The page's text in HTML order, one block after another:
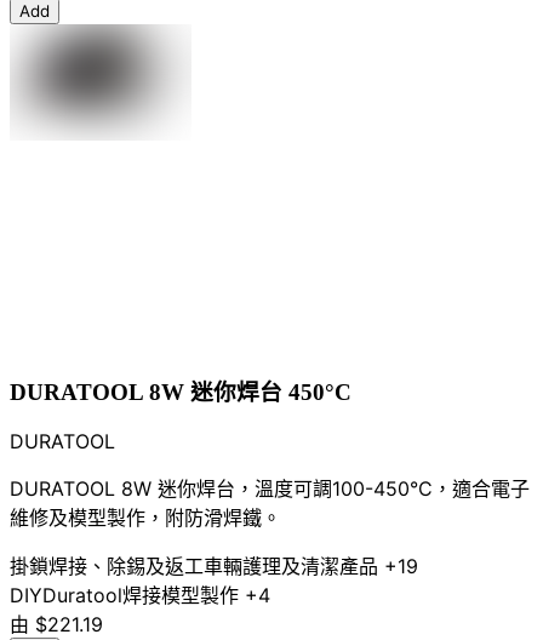
Add
DURATOOL 8W 迷你焊台 450°C
DURATOOL
DURATOOL 8W 迷你焊台，溫度可調100-450°C，適合電子
維修及模型製作，附防滑焊鐵。
掛鎖焊接、除錫及返工車輛護理及清潔產品 +19
DIYDuratool焊接模型製作 +4
由 $221.19